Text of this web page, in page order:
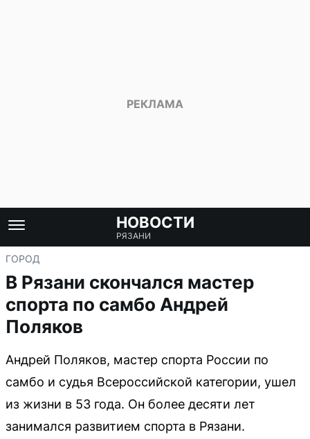
НОВОСТИ
РЯЗАНИ
ГОРОД
В Рязани скончался мастер
спорта по самбо Андрей
Поляков
Андрей Поляков, мастер спорта России по
самбо и судья Всероссийской категории, ушел
из жизни в 53 года. Он более десяти лет
занимался развитием спорта в Рязани.